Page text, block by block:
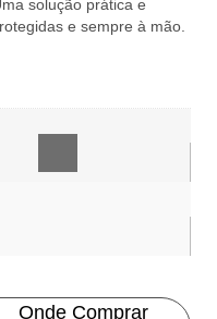
inteligentes
Onde Comprar
solução prática e
e sempre à mão.